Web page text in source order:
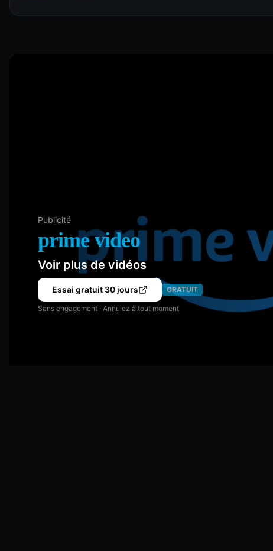
Publicité
prime video
Voir plus de vidéos
Essai gratuit 30 jours GRATUIT
Sans engagement · Annulez à tout moment